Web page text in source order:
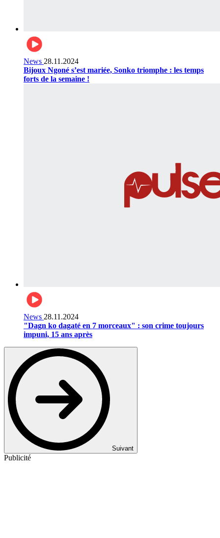
News 28.11.2024
Bijoux Ngoné s’est mariée, Sonko triomphe : les temps
forts de la semaine !
News 28.11.2024
"Dagn ko dagaté en 7 morceaux" : son crime toujours
impuni, 15 ans après
Suivant
Publicité